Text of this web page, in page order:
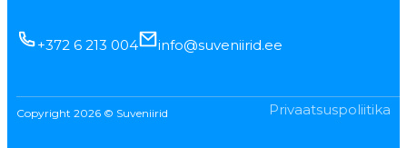
+372 6 213 004 info@suveniirid.ee
Copyright 2026 © Suveniirid Privaatsuspoliitika